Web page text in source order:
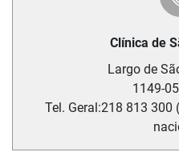
Clínica de
Largo de
1149-
Tel. Geral:218 813 300